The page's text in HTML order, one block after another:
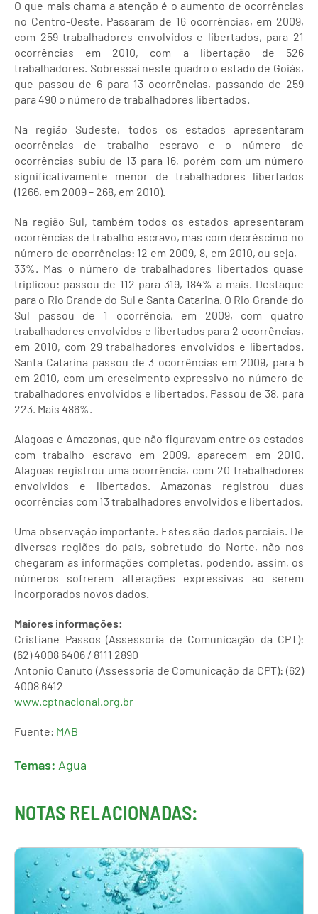
O que mais chama a atenção é o aumento de ocorrências
no Centro-Oeste. Passaram de 16 ocorrências, em 2009,
com 259 trabalhadores envolvidos e libertados, para 21
ocorrências em 2010, com a libertação de 526
trabalhadores. Sobressai neste quadro o estado de Goiás,
que passou de 6 para 13 ocorrências, passando de 259
para 490 o número de trabalhadores libertados.
Na região Sudeste, todos os estados apresentaram
ocorrências de trabalho escravo e o número de
ocorrências subiu de 13 para 16, porém com um número
significativamente menor de trabalhadores libertados
(1266, em 2009 – 268, em 2010).
Na região Sul, também todos os estados apresentaram
ocorrências de trabalho escravo, mas com decréscimo no
número de ocorrências: 12 em 2009, 8, em 2010, ou seja, -
33%. Mas o número de trabalhadores libertados quase
triplicou: passou de 112 para 319, 184% a mais. Destaque
para o Rio Grande do Sul e Santa Catarina. O Rio Grande do
Sul passou de 1 ocorrência, em 2009, com quatro
trabalhadores envolvidos e libertados para 2 ocorrências,
em 2010, com 29 trabalhadores envolvidos e libertados.
Santa Catarina passou de 3 ocorrências em 2009, para 5
em 2010, com um crescimento expressivo no número de
trabalhadores envolvidos e libertados. Passou de 38, para
223. Mais 486%.
Alagoas e Amazonas, que não figuravam entre os estados
com trabalho escravo em 2009, aparecem em 2010.
Alagoas registrou uma ocorrência, com 20 trabalhadores
envolvidos e libertados. Amazonas registrou duas
ocorrências com 13 trabalhadores envolvidos e libertados.
Uma observação importante. Estes são dados parciais. De
diversas regiões do país, sobretudo do Norte, não nos
chegaram as informações completas, podendo, assim, os
números sofrerem alterações expressivas ao serem
incorporados novos dados.
Maiores informações:
Cristiane Passos (Assessoria de Comunicação da CPT):
(62) 4008 6406 / 8111 2890
Antonio Canuto (Assessoria de Comunicação da CPT): (62)
4008 6412
www.cptnacional.org.br
Fuente: MAB
Temas: Agua
NOTAS RELACIONADAS: